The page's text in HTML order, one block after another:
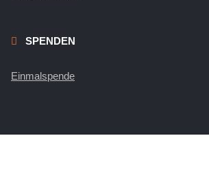
SPENDEN
Einmalspende